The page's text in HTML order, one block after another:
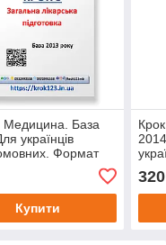
Медицина. База
українців
Формат
Купити
320